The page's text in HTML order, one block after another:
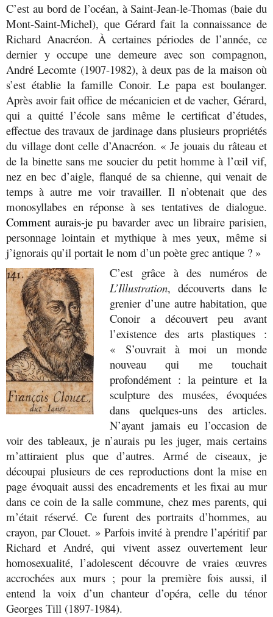
C’est au bord de l’océan, à Saint-Jean-le-Thomas (baie du
Mont-Saint-Michel), que Gérard fait la connaissance de
Richard Anacréon. À certaines périodes de l’année, ce
dernier y occupe une demeure avec son compagnon,
André Lecomte (1907-1982), à deux pas de la maison où
s’est établie la famille Conoir. Le papa est boulanger.
Après avoir fait office de mécanicien et de vacher, Gérard,
qui a quitté l’école sans même le certificat d’études,
effectue des travaux de jardinage dans plusieurs propriétés
du village dont celle d’Anacréon. « Je jouais du râteau et
de la binette sans me soucier du petit homme à l’œil vif,
nez en bec d’aigle, flanqué de sa chienne, qui venait de
temps à autre me voir travailler. Il n’obtenait que des
monosyllabes en réponse à ses tentatives de dialogue.
Comment aurais-jepu bavarder avec un libraire parisien,
personnage lointain et mythique à mes yeux, même si
j’ignorais qu’il portait le nom d’un poète grec antique ? »
C’est grâce à des numéros de
L’Illustration, découverts dans le
grenier d’une autre habitation, que
Conoir a découvert peu avant
l’existence des arts plastiques :
« S’ouvrait à moi un monde
nouveau qui me touchait
profondément : la peinture et la
sculpture des musées, évoquées
dans quelques-uns des articles.
N’ayant jamais eu l’occasion de
voir des tableaux, je n’aurais pu les juger, mais certains
m’attiraient plus que d’autres. Armé de ciseaux, je
découpai plusieurs de ces reproductions dont la mise en
page évoquait aussi des encadrements et les fixai au mur
dans ce coin de la salle commune, chez mes parents, qui
m’était réservé. Ce furent des portraits d’hommes, au
crayon, par Clouet. » Parfois invité à prendre l’apéritif par
Richard et André, qui vivent assez ouvertement leur
homosexualité, l’adolescent découvre de vraies œuvres
accrochées aux murs ; pour la première fois aussi, il
entend la voix d’un chanteur d’opéra, celle du ténor
Georges Till (1897-1984).